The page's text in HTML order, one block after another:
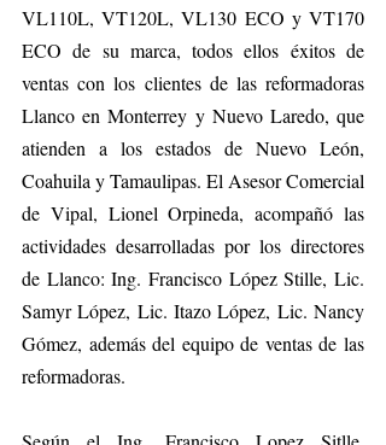
VL110L, VT120L, VL130 ECO y VT170
ECO de su marca, todos ellos éxitos de
ventas con los clientes de las reformadoras
Llanco en Monterrey y Nuevo Laredo, que
atienden a los estados de Nuevo León,
Coahuila y Tamaulipas. El Asesor Comercial
de Vipal, Lionel Orpineda, acompañó las
actividades desarrolladas por los directores
de Llanco: Ing. Francisco López Stille, Lic.
Samyr López, Lic. Itazo López, Lic. Nancy
Gómez, además del equipo de ventas de las
reformadoras.